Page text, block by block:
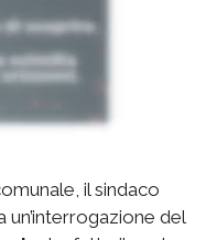
il sindaco
un’interrogazione del